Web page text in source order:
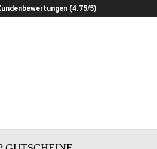
Kundenbewertungen (4.75/5)